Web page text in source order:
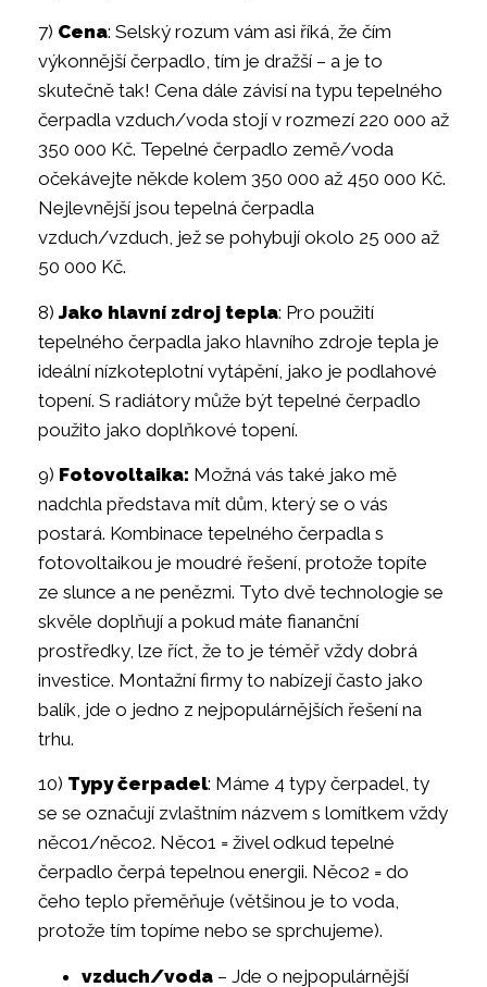
7) Cena: Selský rozum vám asi říká, že čím
výkonnější čerpadlo, tím je dražší – a je to
skutečně tak! Cena dále závisí na typu tepelného
čerpadla vzduch/voda stojí v rozmezí 220 000 až
350 000 Kč. Tepelné čerpadlo země/voda
očekávejte někde kolem 350 000 až 450 000 Kč.
Nejlevnější jsou tepelná čerpadla
vzduch/vzduch, jež se pohybují okolo 25 000 až
50 000 Kč.
8) Jako hlavní zdroj tepla: Pro použití
tepelného čerpadla jako hlavního zdroje tepla je
ideální nízkoteplotní vytápění, jako je podlahové
topení. S radiátory může být tepelné čerpadlo
použito jako doplňkové topení.
9) Fotovoltaika: Možná vás také jako mě
nadchla představa mít dům, který se o vás
postará. Kombinace tepelného čerpadla s
fotovoltaikou je moudré řešení, protože topíte
ze slunce a ne penězmi. Tyto dvě technologie se
skvěle doplňují a pokud máte fiananční
prostředky, lze říct, že to je téměř vždy dobrá
investice. Montažní firmy to nabízejí často jako
balík, jde o jedno z nejpopulárnějších řešení na
trhu.
10) Typy čerpadel: Máme 4 typy čerpadel, ty
se se označují zvlaštním názvem s lomítkem vždy
něco1/něco2. Něco1 = živel odkud tepelné
čerpadlo čerpá tepelnou energii. Něco2 = do
čeho teplo přeměňuje (většinou je to voda,
protože tím topíme nebo se sprchujeme).
vzduch/voda – Jde o nejpopulárnější